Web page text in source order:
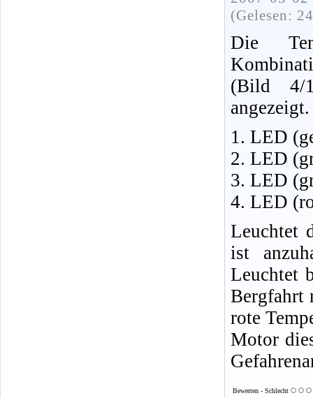
(Gelesen:
Die
(Bild 4/
angezeigt.
1. LED
2. LED
3. LED
4. LED
Leuchtet
ist
Leuchtet
Bergfahrt
rote
Motor
Bewerten - Schlecht